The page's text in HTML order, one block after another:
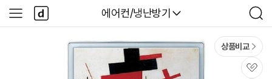
다나와
에어컨/냉난방기
검
색
사
이
다
나
와
상품비교